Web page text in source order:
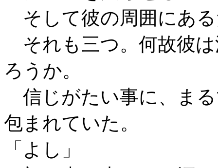
そして彼の周囲にあ
それも三つ。何故彼
ろうか。
信じがたい事に、ま
包まれていた。
「よし」